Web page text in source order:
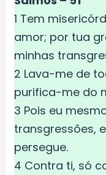
1 Tem
amor; por tua
minhas
2 Lava-me de
purifica-me do
3 Pois eu
transgressões,
persegue.
4 Contra ti, só